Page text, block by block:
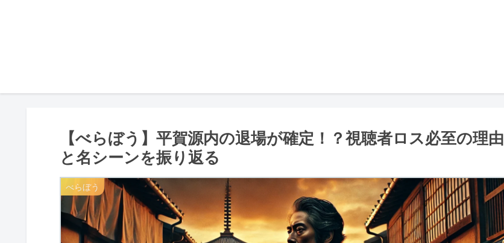
【べらぼう】平賀源内の退場が確定！？視聴者ロス必至の理由
と名シーンを振り返る
べらぼう